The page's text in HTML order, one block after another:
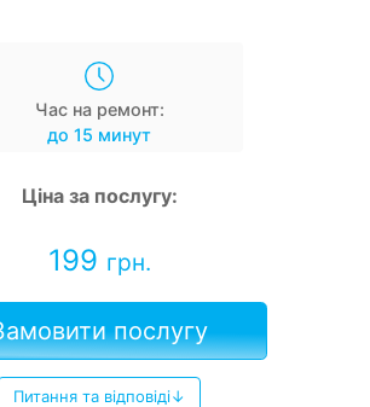
Час на ремонт:
до 15 минут
Ціна за послугу:
199 грн.
послугу
Питання та відповіді↓